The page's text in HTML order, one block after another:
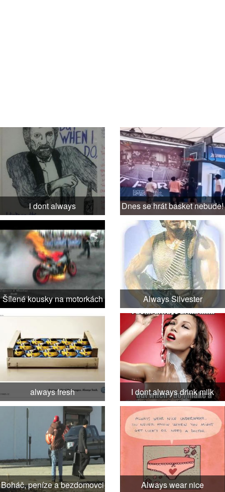
i dont always Dnes se hrát basket nebude!
Šílené kousky na motorkách Always Silvester
always fresh I dont always drink milk
Boháč, peníze a bezdomovci Always wear nice